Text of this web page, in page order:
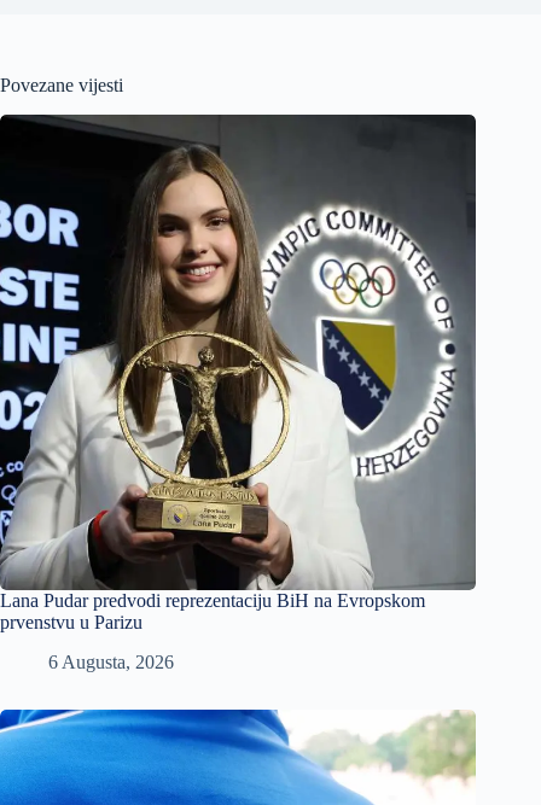
Povezane vijesti
Lana Pudar predvodi reprezentaciju BiH na Evropskom
prvenstvu u Parizu
6 Augusta, 2026